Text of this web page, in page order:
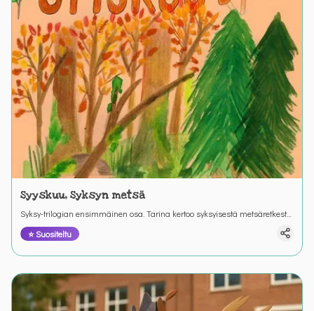
Syyskuu, Syksyn metsä
Syksy-trilogian ensimmäinen osa. Tarina kertoo syksyisestä metsäretkestä
ja retkeen valmistautumisesta. Värinautit.
⭐ Suositeltu